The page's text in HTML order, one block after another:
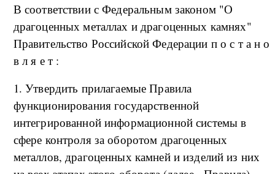
В соответствии с Федеральным законом "О
драгоценных металлах и драгоценных камнях"
Правительство Российской Федерации п о с т а н о
в л я е т :
1. Утвердить прилагаемые Правила
функционирования государственной
интегрированной информационной системы в
сфере контроля за оборотом драгоценных
металлов, драгоценных камней и изделий из них